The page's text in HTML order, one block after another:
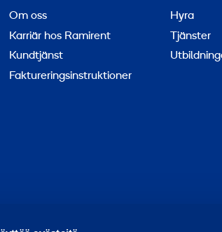
Om oss
Karriär hos Ramirent
Kundtjänst
Faktureringsinstruktioner
Hyra
Tjänster